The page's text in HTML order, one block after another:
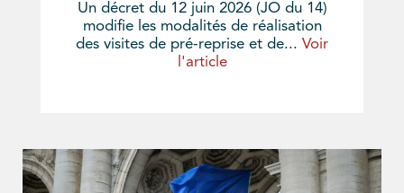
Un décret du 12 juin 2026 (JO du 14)
modifie les modalités de réalisation
des visites de pré-reprise et de... Voir
l'article